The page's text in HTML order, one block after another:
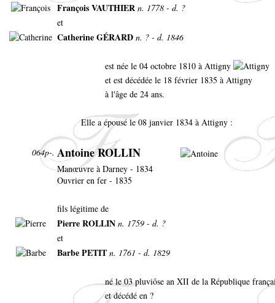
François VAUTHIER n. 1778 - d. ?
et
Catherine GÉRARD n. ? - d. 1846
est née le 04 octobre 1810 à Attigny
et est décédée le 18 février 1835 à Attigny
à l'âge de 24 ans.
Elle a épousé le 08 janvier 1834 à Attigny :
064p-. Antoine ROLLIN
Manœuvre à Darney - 1834
Ouvrier en fer - 1835
fils légitime de
Pierre ROLLIN n. 1759 - d. ?
et
Barbe PETIT n. 1761 - d. 1829
né le 03 pluviôse an XII de la République
et décédé en ?